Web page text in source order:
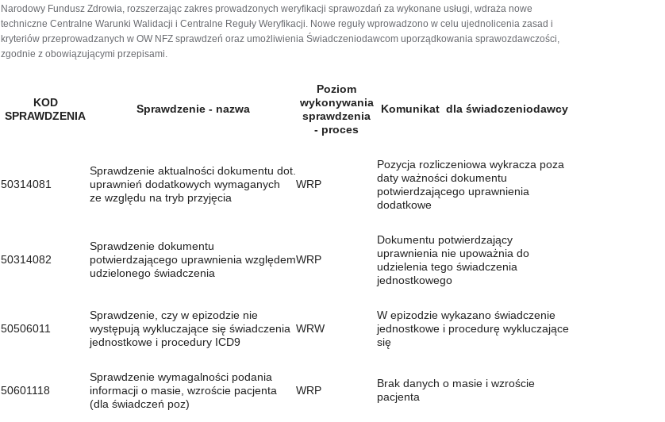
Narodowy Fundusz Zdrowia, rozszerzając zakres prowadzonych weryfikacji sprawozdań za wykonane usługi, wdraża nowe
techniczne Centralne Warunki Walidacji i Centralne Reguły Weryfikacji. Nowe reguły wprowadzono w celu ujednolicenia zasad i
kryteriów przeprowadzanych w OW NFZ sprawdzeń oraz umożliwienia Świadczeniodawcom uporządkowania sprawozdawczości,
zgodnie z obowiązującymi przepisami.
KOD
SPRAWDZENIA
Sprawdzenie - nazwa
Poziom
wykonywania
sprawdzenia
- proces
Komunikat dla świadczeniodawcy
50314081
Sprawdzenie aktualności dokumentu dot.
uprawnień dodatkowych wymaganych
ze względu na tryb przyjęcia
WRP
Pozycja rozliczeniowa wykracza poza
daty ważności dokumentu
potwierdzającego uprawnienia
dodatkowe
50314082
Sprawdzenie dokumentu
potwierdzającego uprawnienia względem
udzielonego świadczenia
WRP
Dokumentu potwierdzający
uprawnienia nie upoważnia do
udzielenia tego świadczenia
jednostkowego
50506011
Sprawdzenie, czy w epizodzie nie
występują wykluczające się świadczenia
jednostkowe i procedury ICD9
WRW
W epizodzie wykazano świadczenie
jednostkowe i procedurę wykluczające
się
50601118
Sprawdzenie wymagalności podania
informacji o masie, wzroście pacjenta
(dla świadczeń poz)
WRP
Brak danych o masie i wzroście
pacjenta